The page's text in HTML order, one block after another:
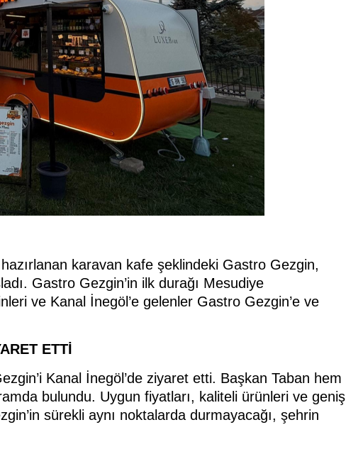
karavan kafe şeklindeki Gastro Gezgin,
Gastro Gezgin’in ilk durağı Mesudiye
ve Kanal İnegöl’e gelenler Gastro Gezgin’e ve
ETTİ
Kanal İnegöl’de ziyaret etti. Başkan Taban hem
bulundu. Uygun fiyatları, kaliteli ürünleri ve geniş
sürekli aynı noktalarda durmayacağı, şehrin